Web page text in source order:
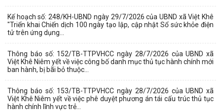
Kế hoạch số: 248/KH-UBND ngày 29/7/2026 của UBND xã Việt Khê
"Triển khai Chiến dịch 100 ngày tạo lập, cập nhật Sổ sức khỏe điện
tử trên ứng dụng...
Thông báo số: 152/TB-TTPVHCC ngày 28/7/2026 của UBND xã
Việt Khê Niêm yết về việc công bố danh mục thủ tục hành chính mới
ban hành, bị bãi bỏ thuộc...
Thông báo số: 153/TB-TTPVHCC ngày 28/7/2026 của UBND xã
Việt Khê Niêm yết về việc phê duyệt phương án tái cấu trúc thủ tục
hành chính lĩnh vực trẻ...